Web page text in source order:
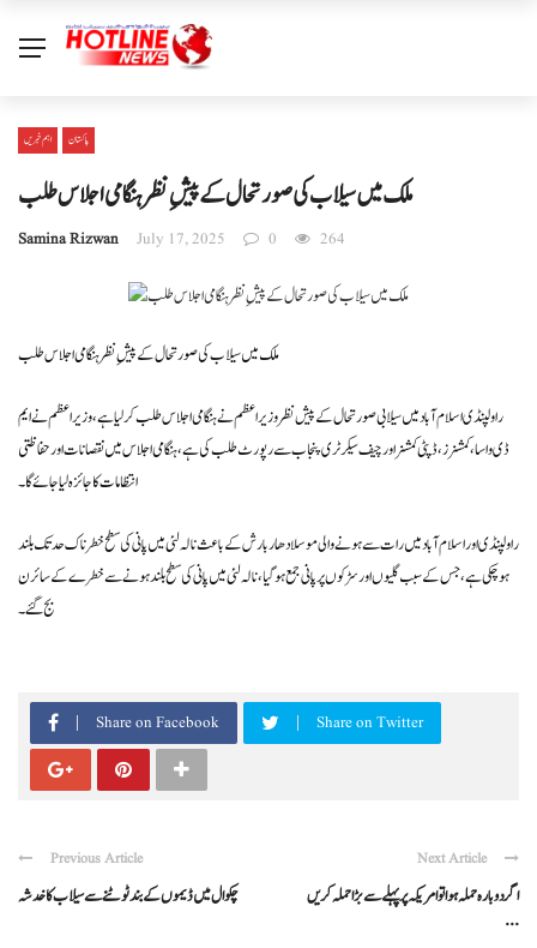
اہم خبریں پاکستان
ملک میں سیلاب کی صورتحال کے پیشِ نظر ہنگامی اجلاس طلب
Samina Rizwan July 17, 2025 0 264
ملک میں سیلاب کی صورتحال کے پیشِ نظر ہنگامی اجلاس طلب
راولپنڈی اسلام آباد میں سیلابی صورتحال کے پیش نظر وزیر اعظم نے ہنگامی اجلاس طلب کر لیا ہے، وزیر اعظم نے ایم
ڈی واسا، کمشنرز، ڈپٹی کمشنر اور چیف سیکرٹری پنجاب سے رپورٹ طلب کی ہے ، ہنگامی اجلاس میں نقصانات اور حفاظتی
انتظامات کا جائزہ لیا جائے گا۔
راولپنڈی اور اسلام آباد میں رات سے ہونے والی موسلادھار بارش کے باعث نالہ لئی میں پانی کی سطح خطرناک حد تک بلند
ہو چکی ہے ، جس کے سبب گلیوں اور سڑکوں پر پانی جمع ہو گیا، نالہ لئی میں پانی کی سطح بلند ہونے سے خطرے کے سائرن
بج گئے۔
Share on Facebook Share on Twitter
Previous Article
چکوال میں ڈیموں کے بند ٹوٹنے سے سیلاب کا خدشہ
Next Article
اگر دوبارہ حملہ ہوا تو امریکہ پر پہلے سے بڑا حملہ کریں
...